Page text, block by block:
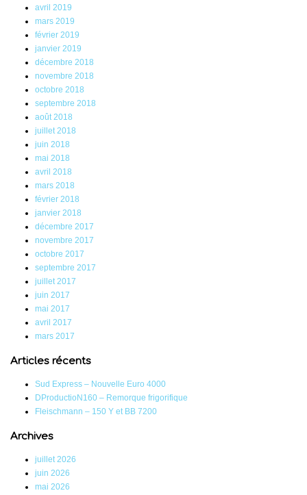
avril 2019
mars 2019
février 2019
janvier 2019
décembre 2018
novembre 2018
octobre 2018
septembre 2018
août 2018
juillet 2018
juin 2018
mai 2018
avril 2018
mars 2018
février 2018
janvier 2018
décembre 2017
novembre 2017
octobre 2017
septembre 2017
juillet 2017
juin 2017
mai 2017
avril 2017
mars 2017
Articles récents
Sud Express – Nouvelle Euro 4000
DProductioN160 – Remorque frigorifique
Fleischmann – 150 Y et BB 7200
Archives
juillet 2026
juin 2026
mai 2026